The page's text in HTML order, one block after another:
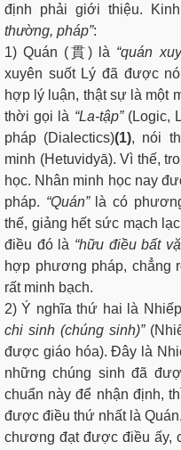
định phải giới thiệu.
thường, pháp”:
1) Quán (貫) là “quán
xuyên suốt Lý đã được
hợp lý luận, thật sự là một
thời gọi là “La-tập” (Logic,
pháp (Dialectics)(1), nói
minh (Hetuvidyā). Vì thế,
học. Nhân minh học nay
pháp. “Quán” là có
thế, giảng hết sức mạch
điều đó là “hữu điều bất
hợp phương pháp, chẳng
rất minh bạch.
2) Ý nghĩa thứ hai là
chi sinh (chúng sinh)”
được giáo hóa). Đây là
những chúng sinh đã
chuẩn này để nhận định,
được điều thứ nhất là
chương đạt được điều ấy,